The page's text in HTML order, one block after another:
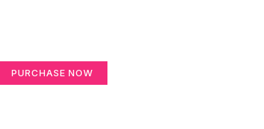
PURCHASE NOW